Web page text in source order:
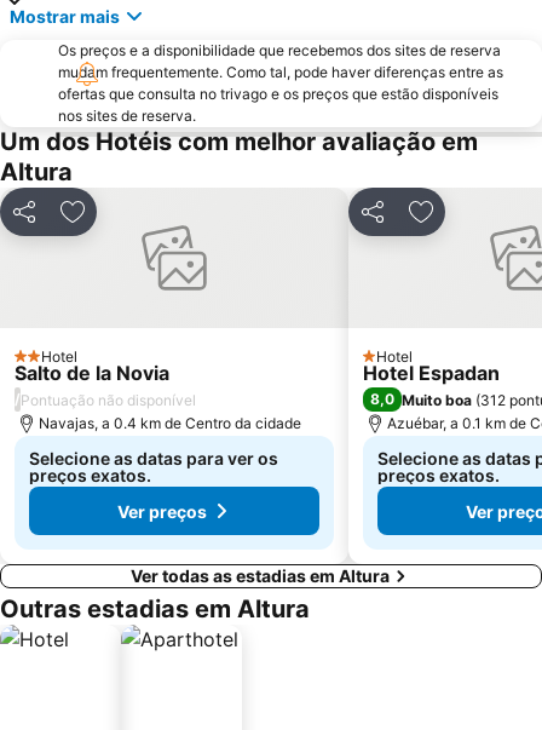
Quatre Carreres
Malilla
Port Saplaya Sur
Mestalla Camp del Valencia
Benimaclet
9 d'Octubre
Museu das Ciências Príncipe Felipe
La Punta
Jardin Botànico
Calle de Colón
Faro del Grao
Extramurs
Campanar
Sant Antoni
Exposició
Turia River Gardens - Gulliver Park
Calle Don Juan de Austria
Calle Jorge Juan
Mostrar mais
Os preços e a disponibilidade que recebemos dos sites de reserva
mudam frequentemente. Como tal, pode haver diferenças entre as
ofertas que consulta no trivago e os preços que estão disponíveis
nos sites de reserva.
Um dos Hotéis com melhor avaliação em
Altura
PartilharAdicionar aos favoritos
2 Estrelas
Hotel
Salto de la Novia
/Pontuação não disponível
Navajas, a 0.4 km de Centro da cidade
Selecione as datas para ver os
preços exatos.
Ver preços
PartilharAdicionar
1 Estrelas
Hotel
Hotel Espadan
8,0 Muito boa (312
Azuébar, a 0.1 km de
Selecione as datas
preços exatos.
Ver
Ver todas as estadias em Altura
Outras estadias em Altura